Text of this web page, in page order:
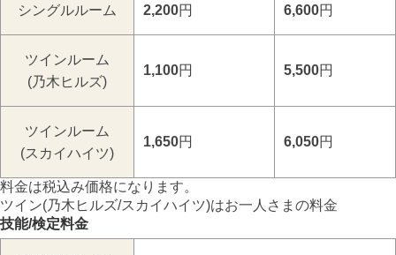
シングルルーム 2,200円 6,600円
ツインルーム
(乃木ヒルズ)
1,100円 5,500円
ツインルーム
(スカイハイツ)
1,650円 6,050円
料金は税込み価格になります。
ツイン(乃木ヒルズ/スカイハイツ)はお一人さまの料金
技能/検定料金